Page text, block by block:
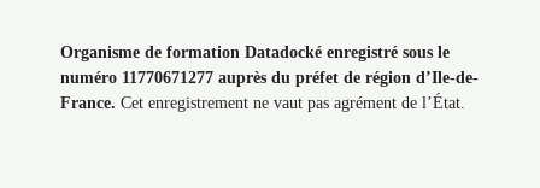
Organisme de formation Datadocké enregistré sous le
numéro 11770671277 auprès du préfet de région d’Ile-de-
France. Cet enregistrement ne vaut pas agrément de l’État.